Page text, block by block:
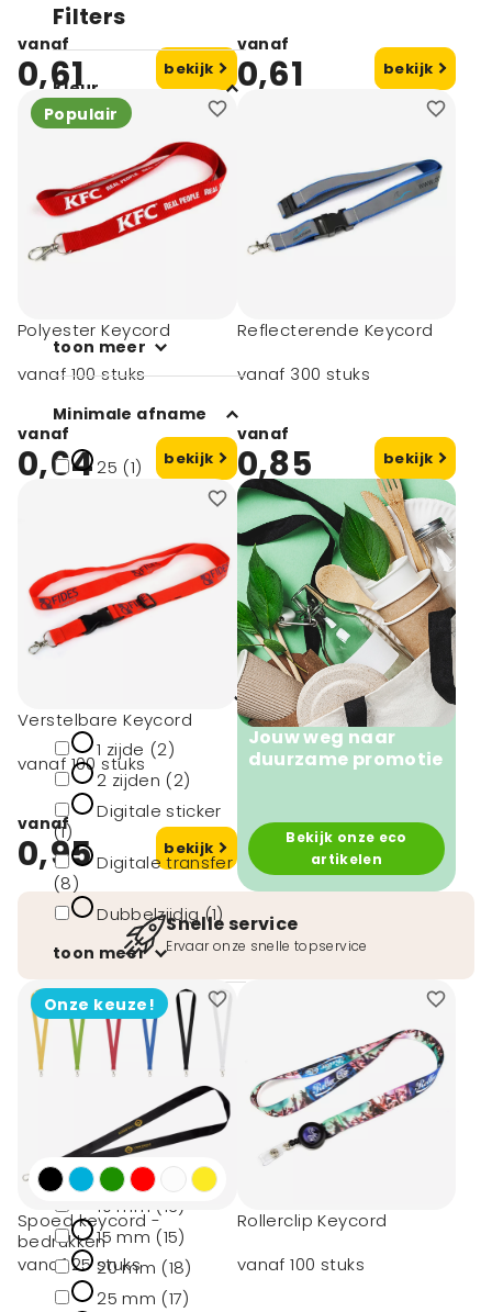
Filters
Kleur
Wit (6)
Zwart (11)
Blauw (5)
toon meer
Minimale afname
25 (1)
250 (1)
300 (6)
toon meer
1 zijde (2)
2 zijden (2)
Digitale sticker
(1)
Digitale transfer
(8)
Dubbelzijdig (1)
toon meer
Merk
Merkloos (1)
Afmeting
10 mm (13)
15 mm (15)
20 mm (18)
25 mm (17)
vanaf
0,61 bekijk
vanaf
0,61 bekijk
Populair
Polyester Keycord
vanaf 100 stuks
vanaf
0,64 bekijk
Reflecterende Keycord
vanaf 300 stuks
vanaf
0,85 bekijk
Verstelbare Keycord
vanaf 100 stuks
vanaf
0,95 bekijk
Jouw weg naar
duurzame promotie
Bekijk onze eco
artikelen
Snelle service
Ervaar onze snelle topservice
Onze keuze!
Spoed keycord -
bedrukken
vanaf 25 stuks
Rollerclip Keycord
vanaf 100 stuks